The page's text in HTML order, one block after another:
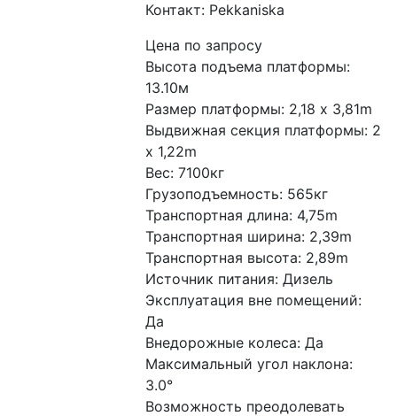
Контакт: Pekkaniska
Цена по запросу
Высота подъема платформы:
13.10м
Размер платформы: 2,18 x 3,81m
Выдвижная секция платформы: 2
x 1,22m
Вес: 7100кг
Грузоподъемность: 565кг
Транспортная длина: 4,75m
Транспортная ширина: 2,39m
Транспортная высота: 2,89m
Источник питания: Дизель
Эксплуатация вне помещений:
Да
Внедорожные колеса: Да
Максимальный угол наклона:
3.0°
Возможность преодолевать